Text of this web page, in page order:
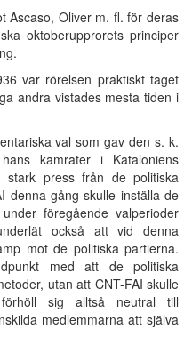
Ascaso, Oliver m. fl. för deras
oktoberupprorets principer
var rörelsen praktiskt taget
andra vistades mesta tiden i
val som gav den s. k.
kamrater i Kataloniens
stark press från de politiska
denna gång skulle inställa de
föregående valperioder
också att vid denna
mot de politiska partierna.
med att de politiska
utan att CNT-FAI skulle
sig alltså neutral till
medlemmarna att själva